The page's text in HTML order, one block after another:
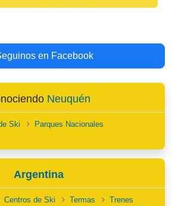
en Facebook
Neuquén
Ski
Parques Nacionales
Argentina
Centros de Ski Termas
Trenes